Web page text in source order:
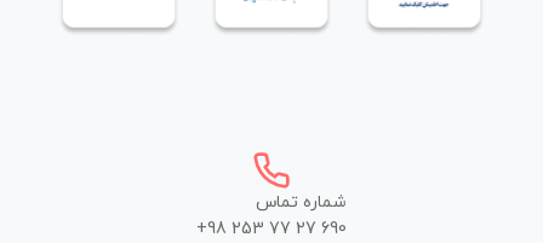
شماره تماس
+98 253 77 27 690